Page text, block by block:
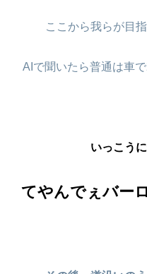
ここから我らが目
AIで聞いたら普通は車
いっこう
てやんでぇバー